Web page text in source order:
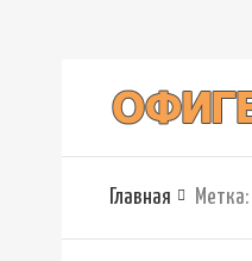
Главная Метка: